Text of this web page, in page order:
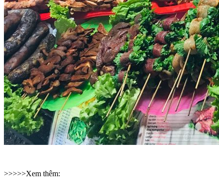
>>>>>Xem thêm: